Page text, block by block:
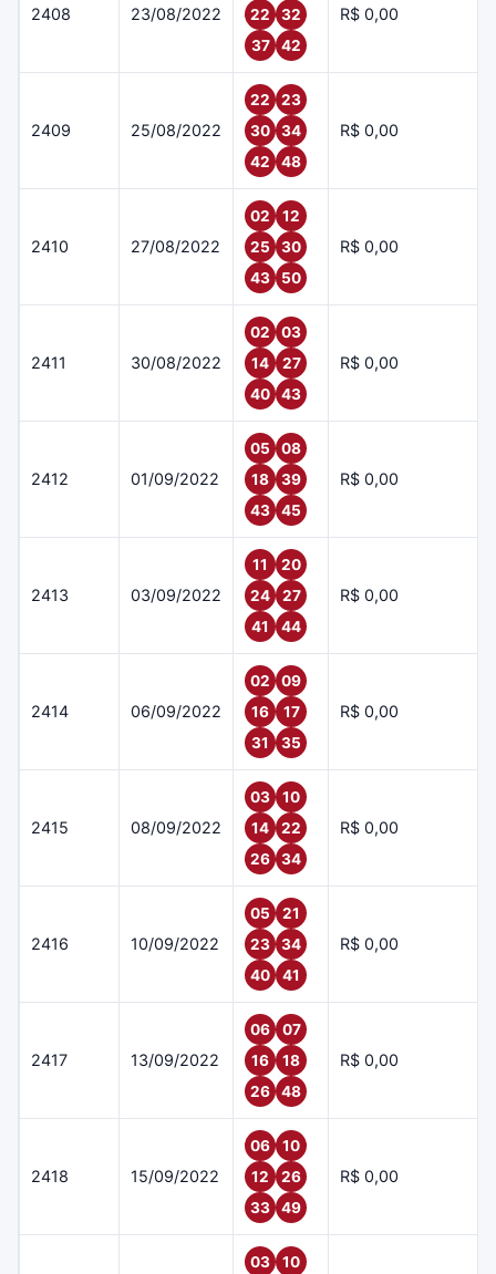
2408 23/08/2022 22
32
37
42
R$ 0,00
2409 25/08/2022
22
23
30
34
42
48
R$ 0,00
2410 27/08/2022
02
12
25
30
43
50
R$ 0,00
2411 30/08/2022
02
03
14
27
40
43
R$ 0,00
2412 01/09/2022
05
08
18
39
43
45
R$ 0,00
2413 03/09/2022
11
20
24
27
41
44
R$ 0,00
2414 06/09/2022
02
09
16
17
31
35
R$ 0,00
2415 08/09/2022
03
10
14
22
26
34
R$ 0,00
2416 10/09/2022
05
21
23
34
40
41
R$ 0,00
2417 13/09/2022
06
07
16
18
26
48
R$ 0,00
2418 15/09/2022
06
10
12
26
33
49
R$ 0,00
03
10